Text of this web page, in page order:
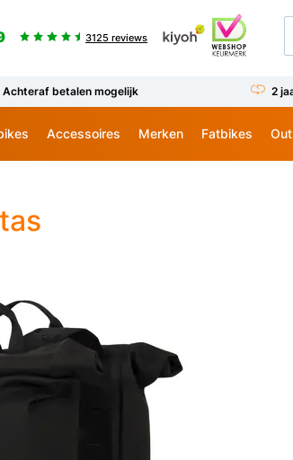
3125 reviews
Achteraf betalen mogelijk 2
Accessoires Merken Fatbikes